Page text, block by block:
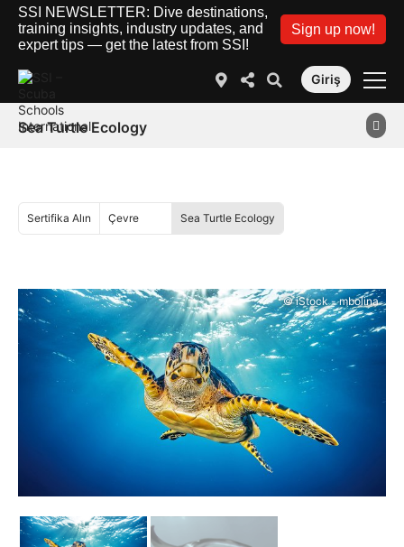
SSI NEWSLETTER: Dive destinations,
training insights, industry updates, and
expert tips — get the latest from SSI!
Sign up now!
Giriş
Sea Turtle Ecology
Sertifika Alın Çevre Sea Turtle Ecology
© iStock - mbolina